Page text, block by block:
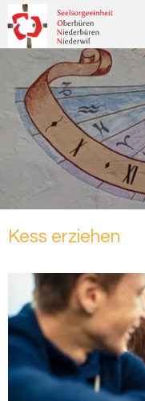
Kess er­zie­hen